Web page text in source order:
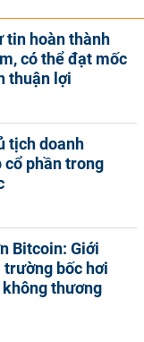
tin hoàn thành
có thể đạt mốc
thuận lợi
tịch doanh
cổ phần trong
Bitcoin: Giới
bốc hơi
không thương